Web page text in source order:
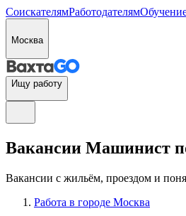
СоискателямРаботодателям
Москва
Ищу работу
Вакансии Машинист
Вакансии с жильём, проездом и
Работа в городе Москва